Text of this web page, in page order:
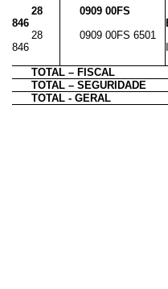
28
846
0909 00FS
28
846
0909 00FS 6501
TOTAL – FISCAL
TOTAL – SEGURIDADE
TOTAL - GERAL